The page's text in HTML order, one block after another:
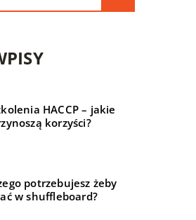
HACCP – jakie
korzyści?
potrzebujesz żeby
w shuffleboard?